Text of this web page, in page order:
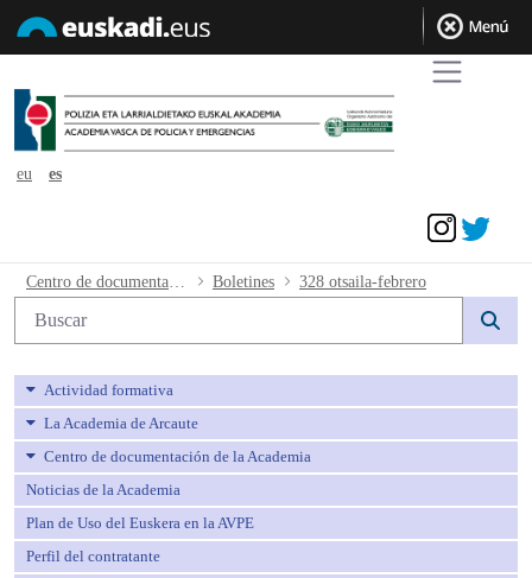
eu
es
328 otsaila-febrero - avpe
Boletines 328 otsaila-febrero
Búsqueda web
Actividad formativa
La Academia de Arcaute
Centro de documentación de la Academia
Noticias de la Academia
Plan de Uso del Euskera en la AVPE
Perfil del contratante